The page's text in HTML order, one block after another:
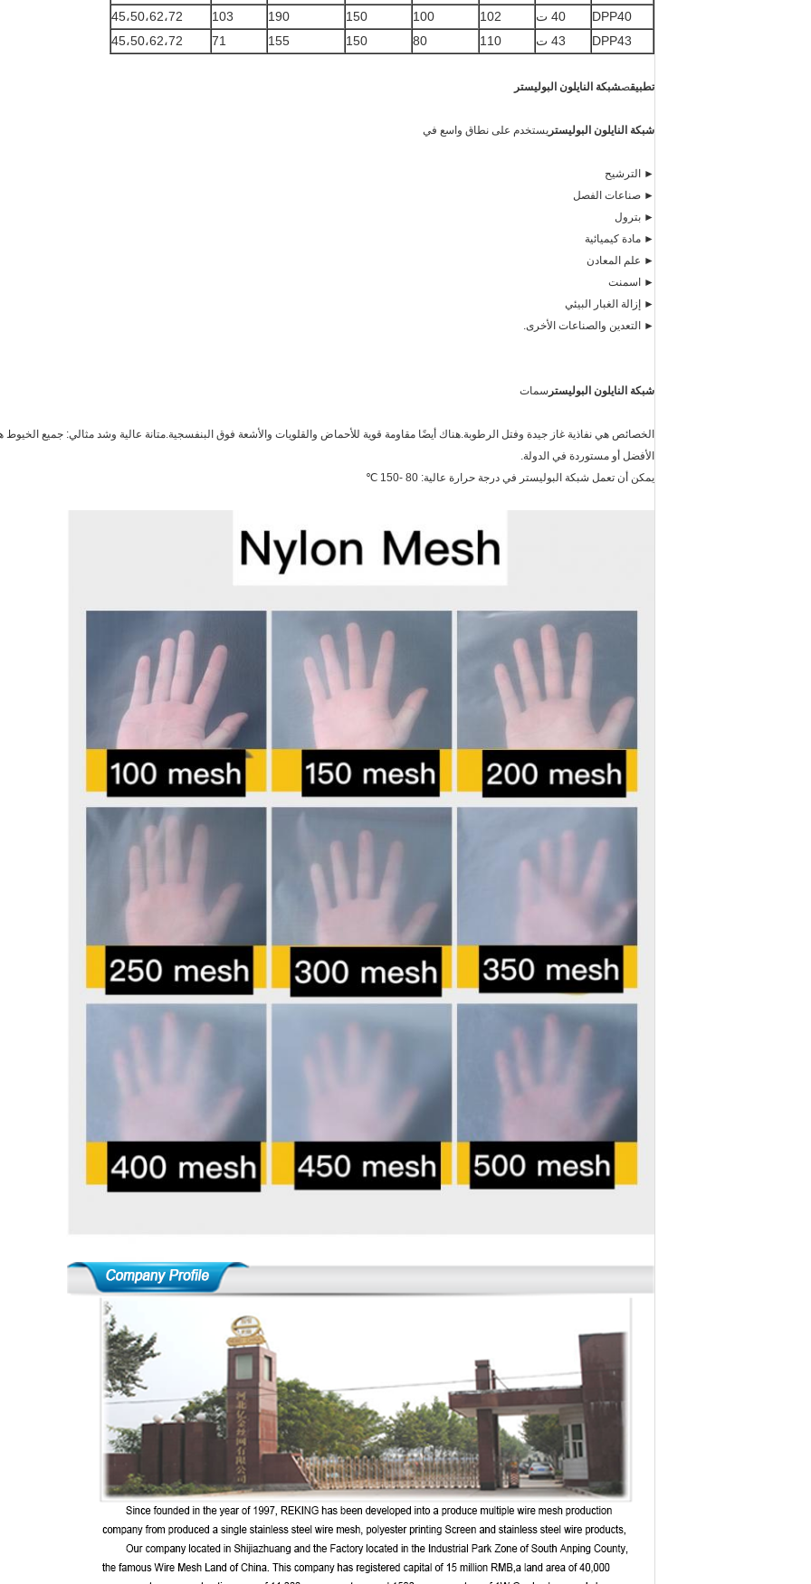
DPP40
40 ت 102
100
150
190
103
45،50،62،72
DPP43
43 ت 110
80
150
155
71 45،50،62،72
تطبيقصشبكة النايلون البوليستر
شبكة النايلون البوليستر يستخدم على نطاق واسع في
► الترشيح
► صناعات الفصل
► بترول
► مادة كيميائية
► علم المعادن
► اسمنت
► إزالة الغبار البيئي
► التعدين والصناعات الأخرى.
شبكة النايلون البوليستر سمات
الخصائص هي نفاذية غاز جيدة وفتل الرطوبة.هناك أيضًا مقاومة قوية للأحماض والقلويات والأشعة فوق البنفسجية.متانة عالية وشد مثالي: جميع الخيوط
الأفضل أو مستوردة في الدولة.
يمكن أن تعمل شبكة البوليستر في درجة حرارة عالية: 80 -150 ℃